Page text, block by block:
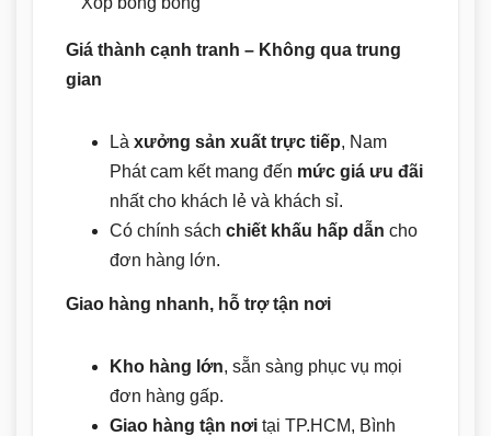
Giá thành cạnh tranh – Không qua trung
gian
Là xưởng sản xuất trực tiếp, Nam
Phát cam kết mang đến mức giá ưu đãi
nhất cho khách lẻ và khách sỉ.
Có chính sách chiết khấu hấp dẫn cho
đơn hàng lớn.
Giao hàng nhanh, hỗ trợ tận nơi
Kho hàng lớn, sẵn sàng phục vụ mọi
đơn hàng gấp.
Giao hàng tận nơi tại TP.HCM, Bình